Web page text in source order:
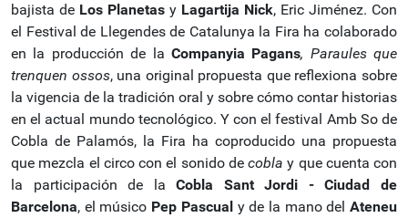
bajista de Los Planetas y Lagartija Nick, Eric Jiménez. Con
el Festival de Llegendes de Catalunya la Fira ha colaborado
en la producción de la Companyia Pagans, Paraules que
trenquen ossos, una original propuesta que reflexiona sobre
la vigencia de la tradición oral y sobre cómo contar historias
en el actual mundo tecnológico. Y con el festival Amb So de
Cobla de Palamós, la Fira ha coproducido una propuesta
que mezcla el circo con el sonido de cobla y que cuenta con
la participación de laCobla Sant Jordi - Ciudad de
Barcelona, el músico Pep Pascual y de la mano delAteneu